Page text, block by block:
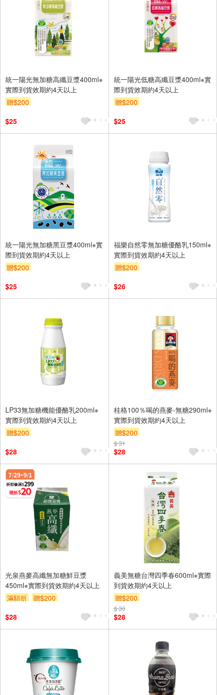
統一陽光無加糖高纖豆漿400ml※
實際到貨效期約4天以上
贈$200
$25
統一陽光低糖高纖豆漿400ml※實
際到貨效期約4天以上
贈$200
$25
統一陽光無加糖黑豆漿400ml※實
際到貨效期約4天以上
贈$200
$25
福樂自然零無加糖優酪乳150ml※
實際到貨效期約4天以上
贈$200
$26
LP33無加糖機能優酪乳200ml※
實際到貨效期約4天以上
贈$200
$28
桂格100％喝的燕麥-無糖290ml※
實際到貨效期約4天以上
贈$200
$ 31
$28
光泉燕麥高纖無加糖鮮豆漿
450ml※實際到貨效期約4天以上
滿額折
贈$200
$28
義美無糖台灣四季春600ml※實際
到貨效期約4天以上
贈$200
$ 30
$28